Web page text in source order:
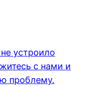
устроило
с нами и
проблему.